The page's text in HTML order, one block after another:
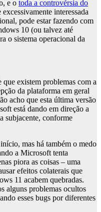
e o toda a controvérsia do
interessada
pode estar fazendo com
10 (ou talvez até
o sistema operacional da
existem problemas com a
da plataforma em geral
acho que esta última versão
está dando em direção a
subjacente, conforme
mas há também o medo
a Microsoft tenta
piora as coisas – uma
efeitos colaterais que
11 acabem quebradas.
alguns problemas ocultos
esses bugs por diferentes